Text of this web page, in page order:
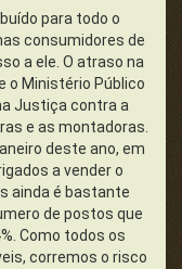
para todo o
consumidores de
a ele. O atraso na
o Ministério Público
Justiça contra a
e as montadoras.
deste ano, em
a vender o
ainda é bastante
de postos que
Como todos os
corremos o risco